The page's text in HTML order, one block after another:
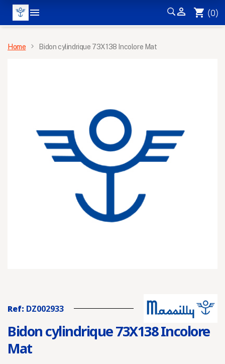
  shopping_cart (0)
MENÙ
Home Bidon cylindrique 73X138 Incolore Mat
Ref: DZ002933
Bidon cylindrique 73X138 Incolore
Mat